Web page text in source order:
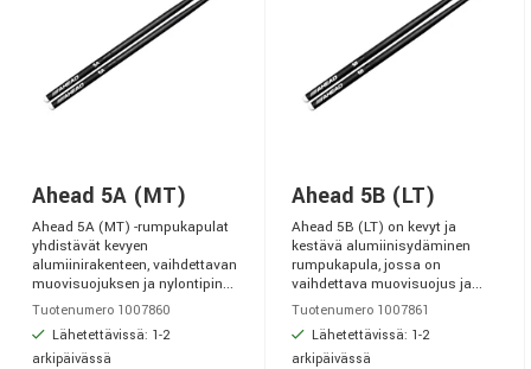
Ahead 5A (MT)
Ahead 5A (MT) -rumpukapulat
yhdistävät kevyen
alumiinirakenteen, vaihdettavan
muovisuojuksen ja nylontipin...
Tuotenumero 1007860
Lähetettävissä: 1-2
arkipäivässä
Ahead 5B (LT)
Ahead 5B (LT) on kevyt ja
kestävä alumiinisydäminen
rumpukapula, jossa on
vaihdettava muovisuojus ja...
Tuotenumero 1007861
Lähetettävissä: 1-2
arkipäivässä